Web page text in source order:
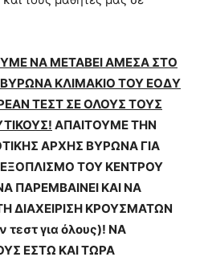
ΝΑ ΜΕΤΑΒΕΙ ΑΜΕΣΑ ΣΤΟ
ΚΛΙΜΑΚΙΟ ΤΟΥ ΕΟΔΥ
ΤΕΣΤ ΣΕ ΟΛΟΥΣ ΤΟΥΣ
ΑΠΑΙΤΟΥΜΕ ΤΗΝ
ΑΡΧΗΣ ΒΥΡΩΝΑ ΓΙΑ
ΤΟΥ ΚΕΝΤΡΟΥ
ΠΑΡΕΜΒΑΙΝΕΙ ΚΑΙ ΝΑ
ΔΙΑΧΕΙΡΙΣΗ ΚΡΟΥΣΜΑΤΩΝ
τεστ για όλους)! ΝΑ
ΕΣΤΩ ΚΑΙ ΤΩΡΑ